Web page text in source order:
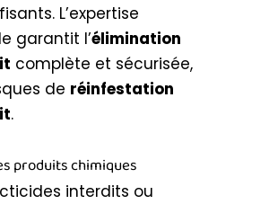
L’expertise
garantit l’élimination
complète et sécurisée,
de réinfestation
.
produits chimiques
interdits ou